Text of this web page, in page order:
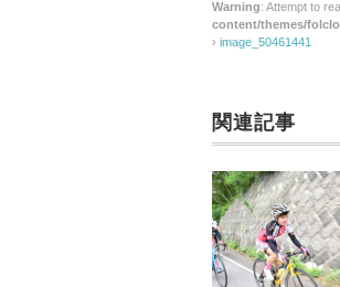
Warning: Attempt to
content/themes/
› image_50461441
関連記事